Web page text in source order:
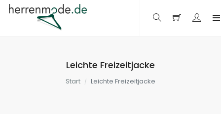
Leichte Freizeitjacke
Start Leichte Freizeitjacke